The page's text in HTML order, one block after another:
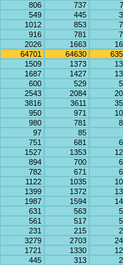
806 737
549 445
1012 853
916 781
2026 1663
64701 64630
1509 1373
1687 1427
600 529
2543 2084
3816 3611
950 971
980 781
97
85
751 681
1527 1353
894 700
782 671
1122 1035
1399 1372
1987 1594
631 563
561 517
231 215
3279 2703
1721 1330
445 313